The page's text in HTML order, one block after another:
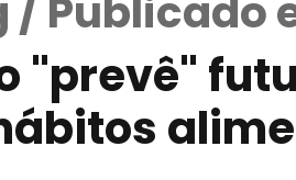
Publicado
"prevê"